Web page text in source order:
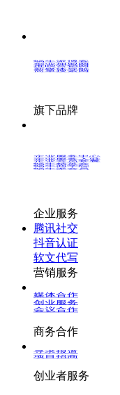
蜗牛派博客
创业加盟网
推呗营销网
新媒体导航
简单搜索网
旗下品牌
企业服务入驻
蜗牛精英会
蜗牛派会员
企业服务
腾讯社交
抖音认证
软文代写
营销服务
媒体合作
创业服务
会议合作
商务合作
寻求报道
项目招商
创业者服务